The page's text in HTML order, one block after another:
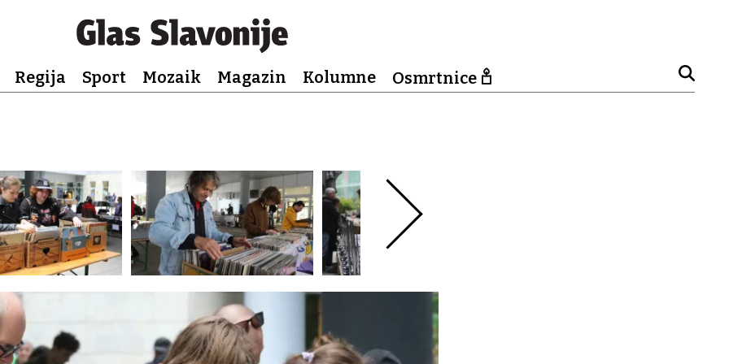
Regija Sport Mozaik Magazin Kolumne Osmrtnice